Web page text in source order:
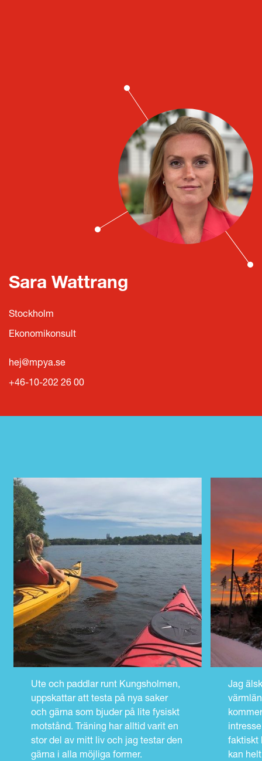
Sara Wattrang
Stockholm
Ekonomikonsult
hej@mpya.se
+46-10-202 26 00
Ute och paddlar runt Kungsholmen,
uppskattar att testa på nya saker
och gärna som bjuder på lite fysiskt
motstånd. Träning har alltid varit en
stor del av mitt liv och jag testar den
gärna i alla möjliga former.
Jag
faktiskt
kan